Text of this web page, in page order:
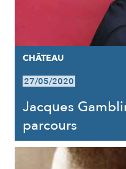
CHÂTEAU
27/05/2020
Jacques
parcours